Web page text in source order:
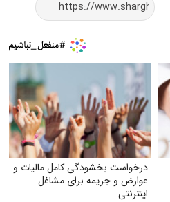
درخواست بخشودگی کامل مالیات و
عوارض و جریمه برای مشاغل
اینترنتی